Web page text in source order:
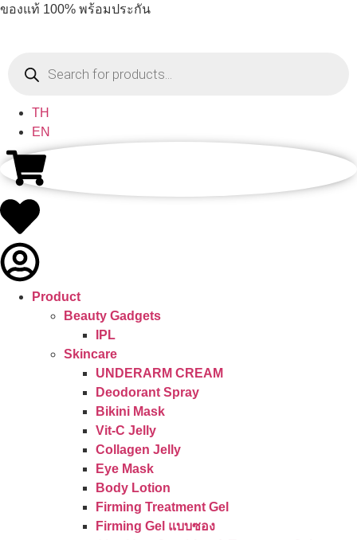
ของแท้ 100% พร้อมประกัน
TH
EN
Product
Beauty Gadgets
IPL
Skincare
UNDERARM CREAM
Deodorant Spray
Bikini Mask
Vit-C Jelly
Collagen Jelly
Eye Mask
Body Lotion
Firming Treatment Gel
Firming Gel แบบซอง